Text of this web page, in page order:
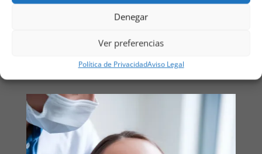
Denegar
Ver preferencias
Política de PrivacidadAviso Legal
Presupuestos transparentesy atención cercana.